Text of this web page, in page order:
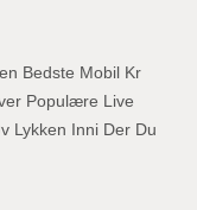
Bedste Mobil Kr
Populære Live
Lykken Inni Der Du